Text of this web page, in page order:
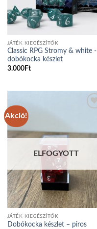
JÁTÉK KIEGÉSZÍTŐK
Classic RPG Stromy & white -
dobókocka készlet
3.000Ft
Akció!
ELFOGYOTT
JÁTÉK KIEGÉSZÍTŐK
Dobókocka készlet – piros